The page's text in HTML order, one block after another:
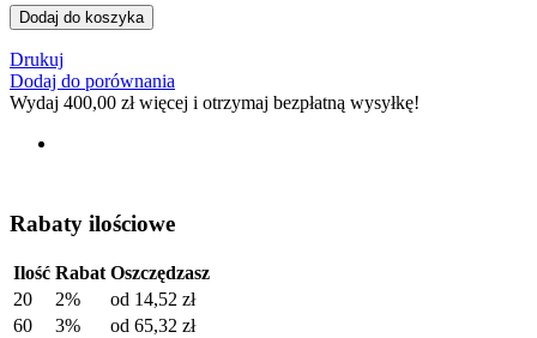
Dodaj do koszyka
Drukuj
Dodaj do porównania
Wydaj 400,00 złwięcej i otrzymaj bezpłatną wysyłkę!
Rabaty ilościowe
Ilość Rabat Oszczędzasz
20
2% od 14,52 zł
60
3% od 65,32 zł